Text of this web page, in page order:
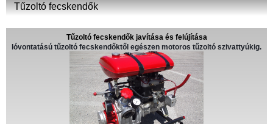
Tűzoltó fecskendők
Tűzoltó fecskendők javítása és felújítása
lóvontatású tűzoltó fecskendőktől egészen motoros tűzoltó szivattyúkig.